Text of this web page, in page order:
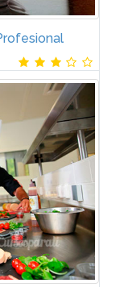
está
específica.